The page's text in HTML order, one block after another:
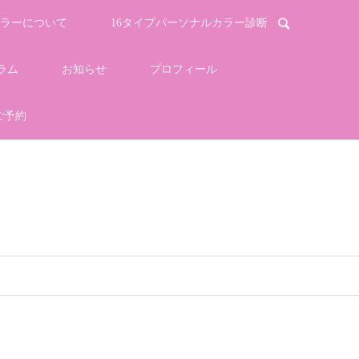
ーについて 16タイプパーソナルカラー診断
ム お知らせ プロフィール
予約